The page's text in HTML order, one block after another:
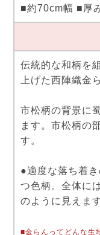
■約70cm幅 ■厚
伝統的な和柄を
上げた西陣織金
市松柄の背景に
ます。市松柄の
す。
●適度な落ち着
つ色柄。全体に
のように見えます
■金らんってどんな生